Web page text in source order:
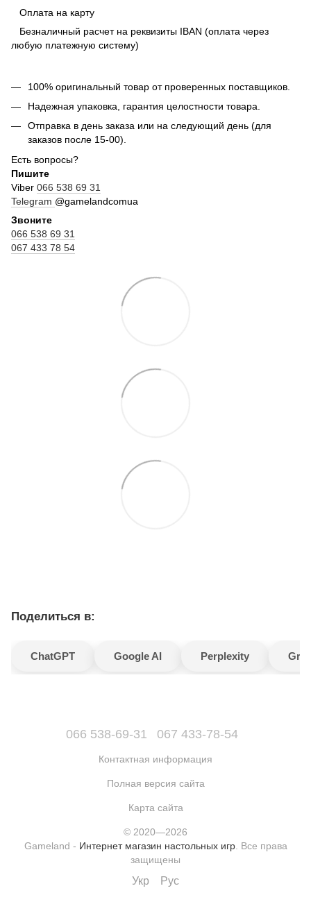
Оплата на карту
Безналичный расчет на реквизиты IBAN (оплата через
любую платежную систему)
100% оригинальный товар от проверенных поставщиков.
Надежная упаковка, гарантия целостности товара.
Отправка в день заказа или на следующий день (для
заказов после 15-00).
Есть вопросы?
Пишите
Viber 066 538 69 31
Telegram @gamelandcomua
Звоните
066 538 69 31
067 433 78 54
Поделиться в:
ChatGPT Google AI Perplexity
066 538-69-31 067 433-78-54
Контактная информация
Полная версия сайта
Карта сайта
© 2020—2026
Gameland - Интернет магазин настольных игр. Все права
защищены
Укр Рус